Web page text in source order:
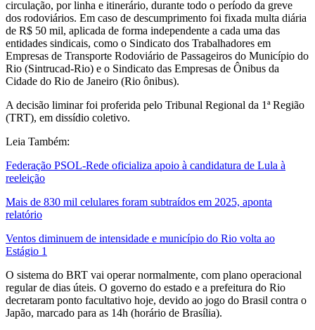
circulação, por linha e itinerário, durante todo o período da greve
dos rodoviários. Em caso de descumprimento foi fixada multa diária
de R$ 50 mil, aplicada de forma independente a cada uma das
entidades sindicais, como o Sindicato dos Trabalhadores em
Empresas de Transporte Rodoviário de Passageiros do Município do
Rio (Sintrucad-Rio) e o Sindicato das Empresas de Ônibus da
Cidade do Rio de Janeiro (Rio ônibus).
A decisão liminar foi proferida pelo Tribunal Regional da 1ª Região
(TRT), em dissídio coletivo.
Leia Também:
Federação PSOL-Rede oficializa apoio à candidatura de Lula à
reeleição
Mais de 830 mil celulares foram subtraídos em 2025, aponta
relatório
Ventos diminuem de intensidade e município do Rio volta ao
Estágio 1
O sistema do BRT vai operar normalmente, com plano operacional
regular de dias úteis. O governo do estado e a prefeitura do Rio
decretaram ponto facultativo hoje, devido ao jogo do Brasil contra o
Japão, marcado para as 14h (horário de Brasília).